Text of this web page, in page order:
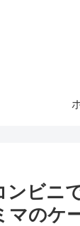
ンビニ
マのケ